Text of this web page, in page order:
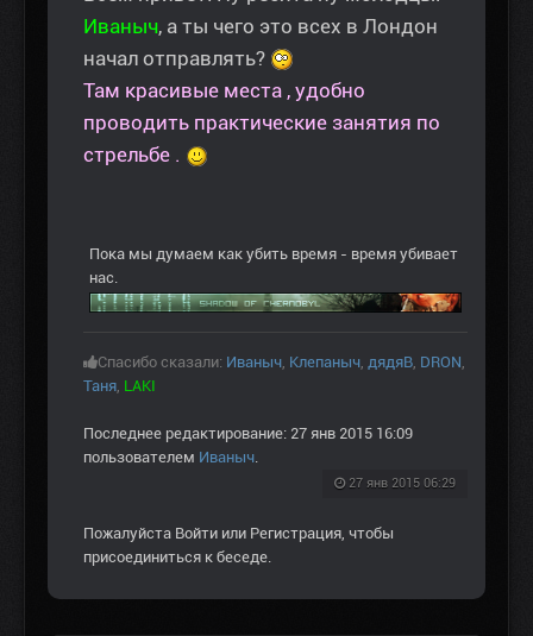
Иваныч, а ты чего это всех в Лондон
начал отправлять?
Там красивые места , удобно
проводить практические занятия по
стрельбе .
Пока мы думаем как убить время - время убивает
нас.
Спасибо сказали: Иваныч Клепаныч дядяВ DRON
Таня LAKI
Последнее редактирование: 27 янв 2015 16:09
пользователем Иваныч
27 янв 2015 06:29
Пожалуйста Войти или Регистрация , чтобы
присоединиться к беседе.